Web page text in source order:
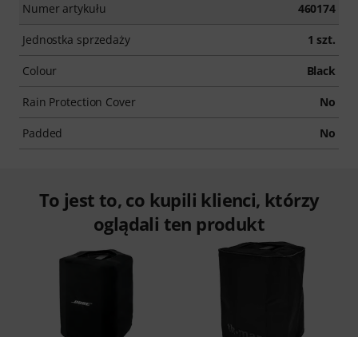
Numer artykułu 460174
Jednostka sprzedaży 1 szt.
Colour Black
Rain Protection Cover No
Padded No
To jest to, co kupili klienci, którzy
oglądali ten produkt